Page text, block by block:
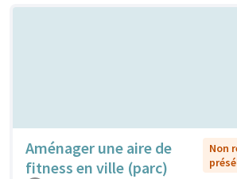
Aménager une aire de
fitness en ville (parc)
Non